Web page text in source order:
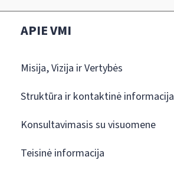
APIE VMI
Misija, Vizija ir Vertybės
Struktūra ir kontaktinė informacija
Konsultavimasis su visuomene
Teisinė informacija